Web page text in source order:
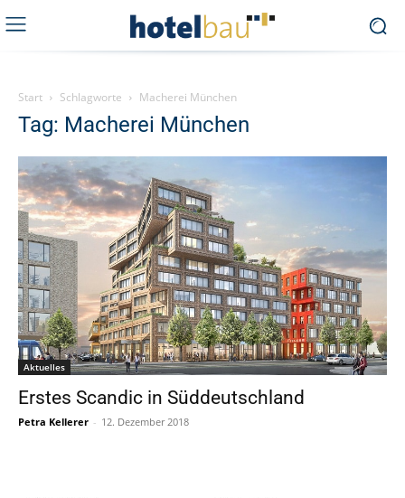
Start Schlagworte Macherei München
Tag: Macherei München
Aktuelles
Erstes Scandic in Süddeutschland
Petra Kellerer - 12. Dezember 2018